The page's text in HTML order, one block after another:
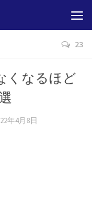
23
くなるほど
年4月8日